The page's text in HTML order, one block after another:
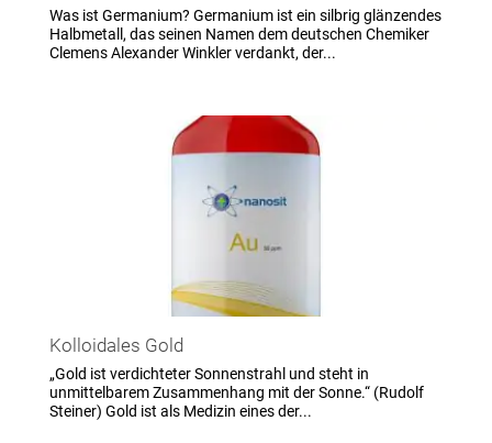
Was ist Germanium? Germanium ist ein silbrig glänzendes
Halbmetall, das seinen Namen dem deutschen Chemiker
Clemens Alexander Winkler verdankt, der...
Kolloidales Gold
„Gold ist verdichteter Sonnenstrahl und steht in
unmittelbarem Zusammenhang mit der Sonne.“ (Rudolf
Steiner) Gold ist als Medizin eines der...